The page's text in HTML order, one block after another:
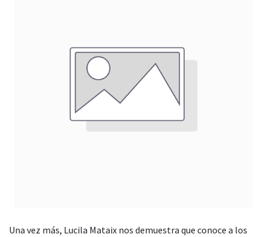
Una vez más, Lucila Mataix nos demuestra que conoce a los